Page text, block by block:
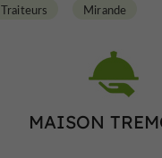
MAISON
Traiteurs Mirande